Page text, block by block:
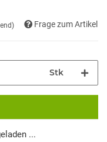
Frage zum Artikel
Stk
...